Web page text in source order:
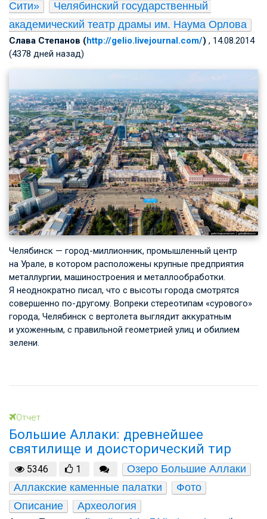
Сити»
Челябинский государственный
академический театр драмы им. Наума Орлова
Слава Степанов (http://gelio.livejournal.com/) , 14.08.2014
(4378 дней назад)
Челябинск — город-миллионник, промышленный центр
на Урале, в котором расположены крупные предприятия
металлургии, машиностроения и металлообработки.
Я неоднократно писал, что с высоты города смотрятся
совершенно по-другому. Вопреки стереотипам «сурового»
города, Челябинск с вертолета выглядит аккуратным
и ухоженным, с правильной геометрией улиц и обилием
зелени.
Отчет
Большие Аллаки: древнейшее
святилище и доисторический тир
5346 1
Озеро Большие Аллаки
Аллакские каменные палатки
Фото
Описание
Археология